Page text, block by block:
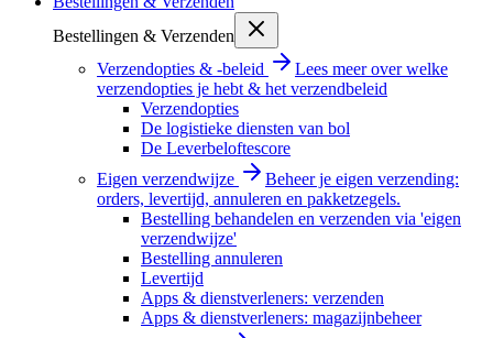
Bestellingen & Verzenden
Verzendopties & -beleid
Lees meer over welke
verzendopties je hebt & het verzendbeleid
Verzendopties
De logistieke diensten van bol
De Leverbeloftescore
Eigen verzendwijze
Beheer je eigen verzending:
orders, levertijd, annuleren en pakketzegels.
Bestelling behandelen en verzenden via 'eigen
verzendwijze'
Bestelling annuleren
Levertijd
Apps & dienstverleners: verzenden
Apps & dienstverleners: magazijnbeheer